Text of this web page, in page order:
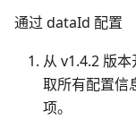
通过 dataId 配置
从 v1.4.2 版
取所有配置信
项。